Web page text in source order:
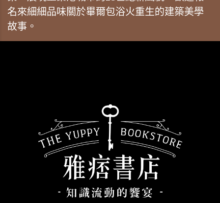
名來細細品味關於畢爾包浴火重生的建築美學
故事。